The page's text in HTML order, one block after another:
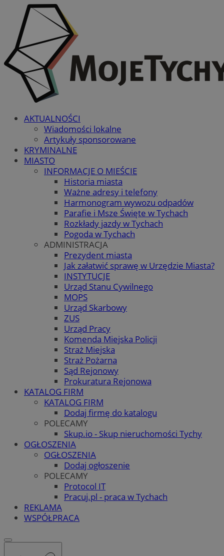
AKTUALNOŚCI
Wiadomości lokalne
Artykuły sponsorowane
KRYMINALNE
MIASTO
INFORMACJE O MIEŚCIE
Historia miasta
Ważne adresy i telefony
Harmonogram wywozu odpadów
Parafie i Msze Święte w Tychach
Rozkłady jazdy w Tychach
Pogoda w Tychach
ADMINISTRACJA
Prezydent miasta
Jak załatwić sprawę w Urzędzie Miasta?
INSTYTUCJE
Urząd Stanu Cywilnego
MOPS
Urząd Skarbowy
ZUS
Urząd Pracy
Komenda Miejska Policji
Straż Miejska
Straż Pożarna
Sąd Rejonowy
Prokuratura Rejonowa
KATALOG FIRM
KATALOG FIRM
Dodaj firmę do katalogu
POLECAMY
Skup.io - Skup nieruchomości Tychy
OGŁOSZENIA
OGŁOSZENIA
Dodaj ogłoszenie
POLECAMY
Protocol IT
Pracuj.pl - praca w Tychach
REKLAMA
WSPÓŁPRACA